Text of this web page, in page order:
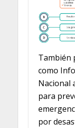
También
como
Nacional
para
por